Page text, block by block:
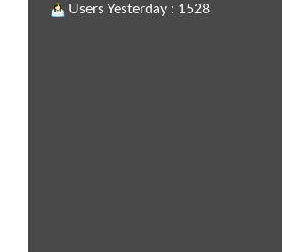
Users Yesterday : 1528